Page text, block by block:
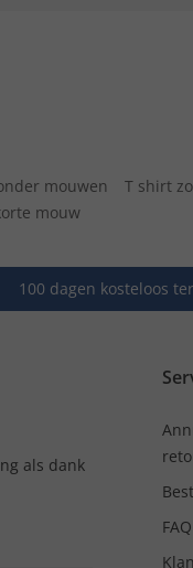
mouwen T shirt
mouw
100 dagen kosteloos
als dank
FAQ